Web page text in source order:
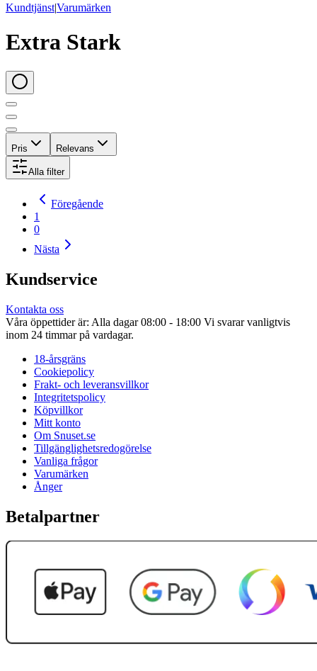
Kundtjänst|Varumärken
Extra Stark
Pris Relevans
Alla filter
Föregående
1
0
Nästa
Kundservice
Kontakta oss
Våra öppettider är: Alla dagar 08:00 - 18:00 Vi svarar vanligtvis
inom 24 timmar på vardagar.
18-årsgräns
Cookiepolicy
Frakt- och leveransvillkor
Integritetspolicy
Köpvillkor
Mitt konto
Om Snuset.se
Tillgänglighetsredogörelse
Vanliga frågor
Varumärken
Ånger
Betalpartner